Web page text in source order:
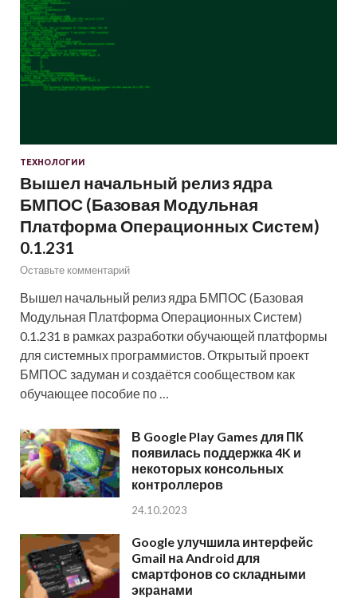
ТЕХНОЛОГИИ
Вышел начальный релиз ядра
БМПОС (Базовая Модульная
Платформа Операционных Систем)
0.1.231
Оставьте комментарий
Вышел начальный релиз ядра БМПОС (Базовая
Модульная Платформа Операционных Систем)
0.1.231 в рамках разработки обучающей платформы
для системных программистов. Открытый проект
БМПОС задуман и создаётся сообществом как
обучающее пособие по …
В Google Play Games для ПК
появилась поддержка 4K и
некоторых консольных
контроллеров
24.10.2023
Google улучшила интерфейс
Gmail на Android для
смартфонов со складными
экранами